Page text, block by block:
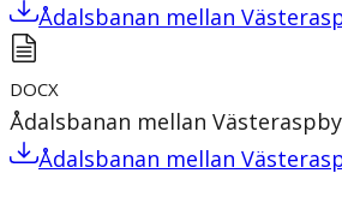
Ådalsbanan mellan
DOCX
Ådalsbanan mellan
Ådalsbanan mellan